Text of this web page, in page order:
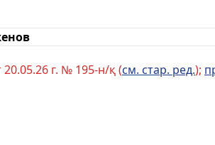
г. № 195-н/қ (см. стар. ред.);